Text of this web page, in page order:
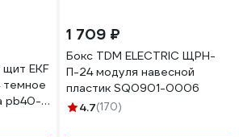
EKF
pb40-
1 709 ₽
Бокс TDM ELECTRIC ЩРН-
П-24 модуля навесной
пластик SQ0901-0006
4.7(170)